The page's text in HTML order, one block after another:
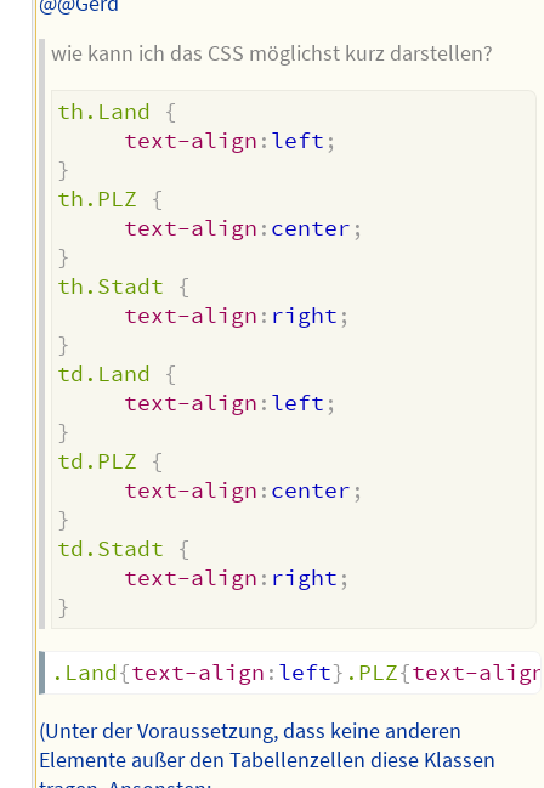
wie kann ich das CSS möglichst kurz darstellen?
th.Land
{
text-align : left ;
}
th.PLZ
{
text-align : center ;
}
th.Stadt
{
text-align : right ;
}
td.Land
{
text-align : left ;
}
td.PLZ
{
text-align : center ;
}
td.Stadt
{
text-align : right ;
}
.Land{text-align : left} .PLZ{text-align
(Unter der Voraussetzung, dass keine anderen
Elemente außer den Tabellenzellen diese Klassen